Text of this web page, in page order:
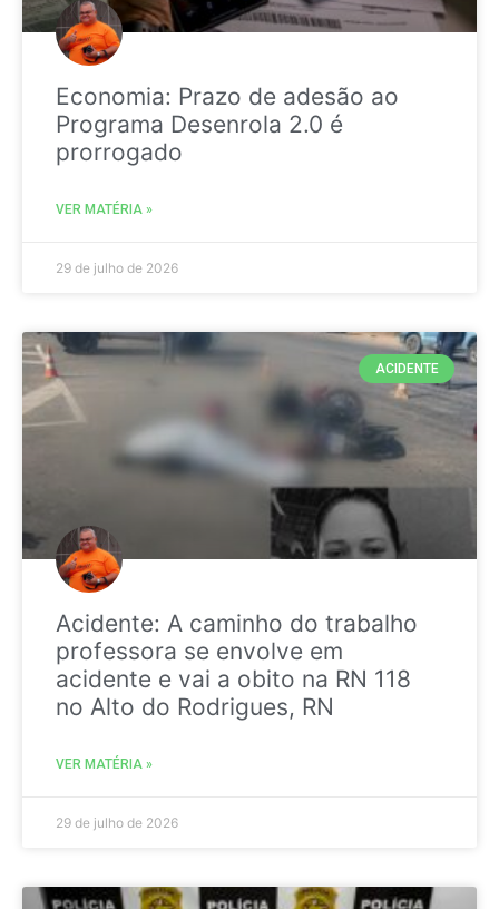
Economia: Prazo de adesão ao
Programa Desenrola 2.0 é
prorrogado
VER MATÉRIA »
29 de julho de 2026
ACIDENTE
Acidente: A caminho do trabalho
professora se envolve em
acidente e vai a obito na RN 118
no Alto do Rodrigues, RN
VER MATÉRIA »
29 de julho de 2026